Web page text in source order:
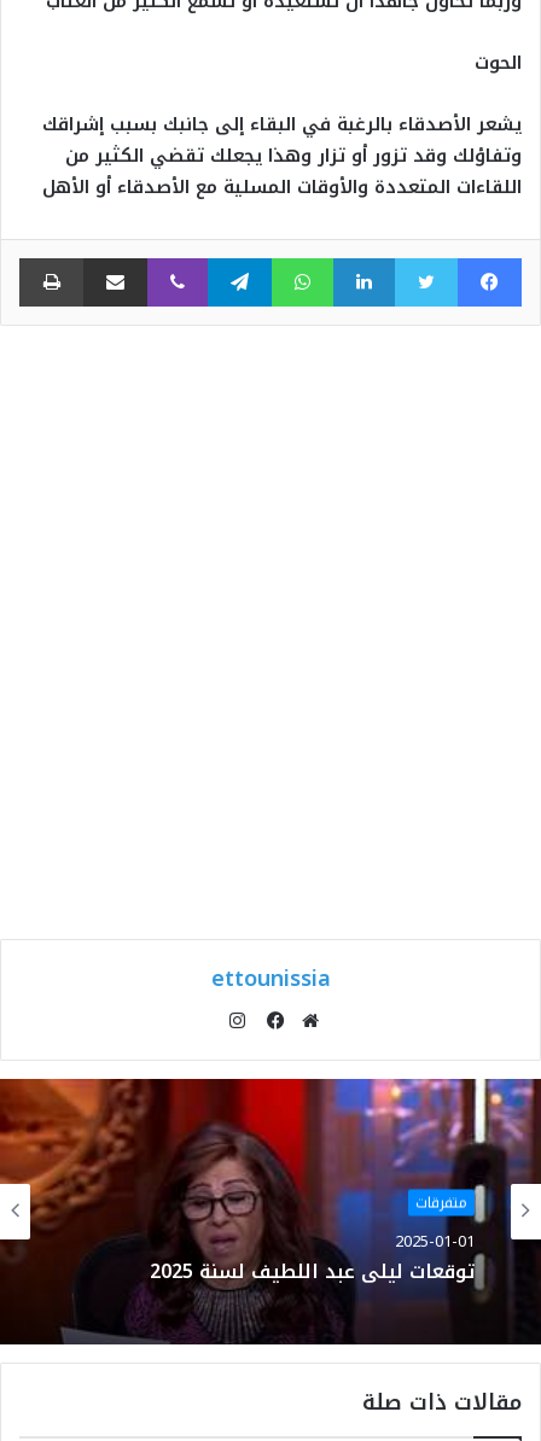
الحوت
يشعر الأصدقاء بالرغبة في البقاء إلى جانبك بسبب إشراقك
وتفاؤلك وقد تزور أو تزار وهذا يجعلك تقضي الكثير من
اللقاءات المتعددة والأوقات المسلية مع الأصدقاء أو الأهل
فيسبوك تويتر لينكدإن واتساب تيلقرام ڤايبر مشاركة عبر البريد
ettounissia
الويب
متفرقات
2025-01-01
توقعات ليلى عبد اللطيف لسنة 2025
مقالات ذات صلة